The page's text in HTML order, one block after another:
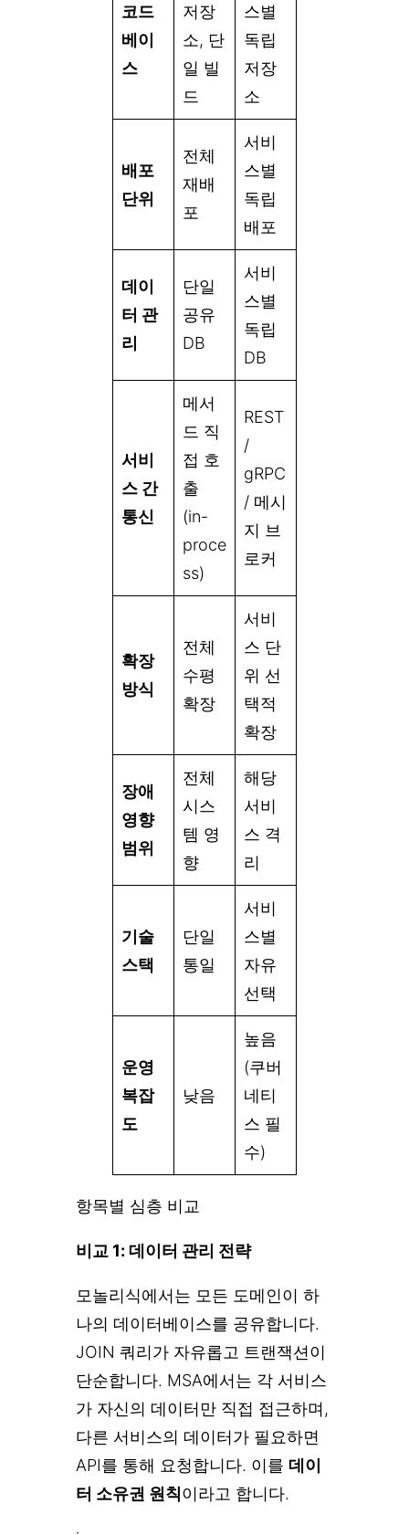
코드
베이
스
저장
소, 단
일 빌
드
스별
독립
저장
소
배포
단위
전체
재배
포
서비
스별
독립
배포
데이
터 관
리
단일
공유
DB
서비
스별
독립
DB
서비
스 간
통신
메서
드 직
접 호
출
(in-
proce
ss)
REST
/
gRPC
/ 메시
지 브
로커
확장
방식
전체
수평
확장
서비
스 단
위 선
택적
확장
장애
영향
범위
전체
시스
템 영
향
해당
서비
스 격
리
기술
스택
단일
통일
서비
스별
자유
선택
운영
복잡
도
낮음
높음
(쿠버
네티
스 필
수)
항목별 심층 비교
비교 1: 데이터 관리 전략
모놀리식에서는 모든 도메인이 하
나의 데이터베이스를 공유합니다.
JOIN 쿼리가 자유롭고 트랜잭션이
단순합니다. MSA에서는 각 서비스
가 자신의 데이터만 직접 접근하며,
다른 서비스의 데이터가 필요하면
API를 통해 요청합니다. 이를 데이
터 소유권 원칙이라고 합니다.